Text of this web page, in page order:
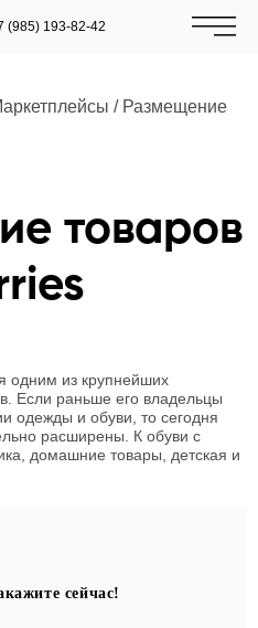
(985) 193-82-42
/ Размещение
товаров
одним из крупнейших
Если раньше его владельцы
одежды и обуви, то сегодня
расширены. К обуви с
домашние товары, детская и
сейчас!